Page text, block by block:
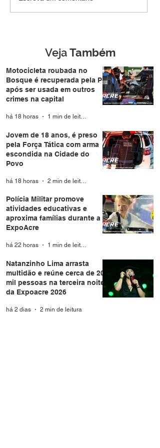
VejaTambém
Motocicleta roubada no
Bosque é recuperada pela PM
após ser usada em outros
crimes na capital
há 18 horas 1 min de leitura
Jovem de 18 anos, é preso
pela Força Tática com arma
escondida na Cidade do
Povo
há 18 horas
Polícia Militar promove
atividades educativas e
aproxima famílias durante a
ExpoAcre
há 22 horas 1 min de leitura
Natanzinho Lima arrasta
multidão e reúne cerca de 20
mil pessoas na terceira noite
da Expoacre 2026
há 2 dias 2 min de leitura